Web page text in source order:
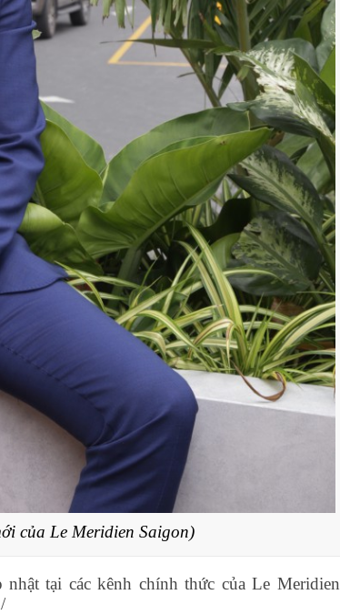
của Le Meridien Saigon)
tại các kênh chính thức của Le Meridien